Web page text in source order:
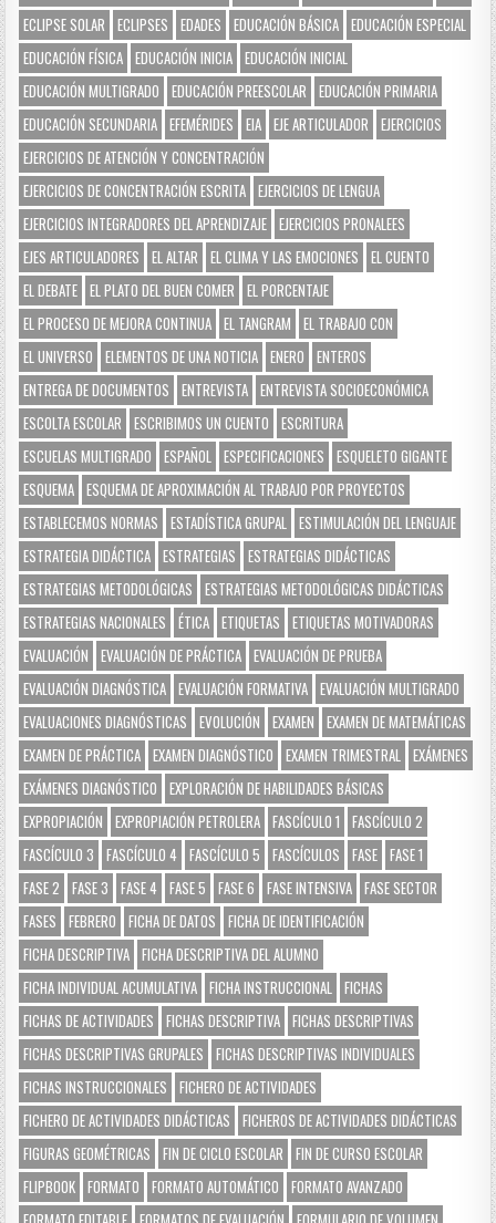
ECLIPSE SOLAR
ECLIPSES EDADES EDUCACIÓN BÁSICA EDUCACIÓN ESPECIAL
EDUCACIÓN FÍSICA EDUCACIÓN INICIA EDUCACIÓN INICIAL
EDUCACIÓN MULTIGRADO
EDUCACIÓN PREESCOLAR
EDUCACIÓN PRIMARIA
EDUCACIÓN SECUNDARIA EFEMÉRIDES EIA EJE ARTICULADOR
EJERCICIOS
EJERCICIOS DE ATENCIÓN Y CONCENTRACIÓN
EJERCICIOS DE CONCENTRACIÓN ESCRITA EJERCICIOS DE LENGUA
EJERCICIOS INTEGRADORES DEL APRENDIZAJE EJERCICIOS PRONALEES
EJES ARTICULADORES
EL ALTAR EL CLIMA Y LAS EMOCIONES
EL CUENTO
EL DEBATE EL PLATO DEL BUEN COMER
EL PORCENTAJE
EL PROCESO DE MEJORA CONTINUA EL TANGRAM
EL TRABAJO CON
EL UNIVERSO
ELEMENTOS DE UNA NOTICIA ENERO
ENTEROS
ENTREGA DE DOCUMENTOS
ENTREVISTA ENTREVISTA SOCIOECONÓMICA
ESCOLTA ESCOLAR
ESCRIBIMOS UN CUENTO
ESCRITURA
ESCUELAS MULTIGRADO
ESPAÑOL ESPECIFICACIONES
ESQUELETO GIGANTE
ESQUEMA ESQUEMA DE APROXIMACIÓN AL TRABAJO POR PROYECTOS
ESTABLECEMOS NORMAS
ESTADÍSTICA GRUPAL ESTIMULACIÓN DEL LENGUAJE
ESTRATEGIA DIDÁCTICA ESTRATEGIAS
ESTRATEGIAS DIDÁCTICAS
ESTRATEGIAS METODOLÓGICAS
ESTRATEGIAS METODOLÓGICAS DIDÁCTICAS
ESTRATEGIAS NACIONALES
ÉTICA ETIQUETAS
ETIQUETAS MOTIVADORAS
EVALUACIÓN
EVALUACIÓN DE PRÁCTICA EVALUACIÓN DE PRUEBA
EVALUACIÓN DIAGNÓSTICA EVALUACIÓN FORMATIVA EVALUACIÓN MULTIGRADO
EVALUACIONES DIAGNÓSTICAS
EVOLUCIÓN EXAMEN
EXAMEN DE MATEMÁTICAS
EXAMEN DE PRÁCTICA EXAMEN DIAGNÓSTICO EXAMEN TRIMESTRAL EXÁMENES
EXÁMENES DIAGNÓSTICO
EXPLORACIÓN DE HABILIDADES BÁSICAS
EXPROPIACIÓN
EXPROPIACIÓN PETROLERA FASCÍCULO 1
FASCÍCULO 2
FASCÍCULO 3
FASCÍCULO 4 FASCÍCULO 5 FASCÍCULOS FASE FASE 1
FASE 2
FASE 3 FASE 4 FASE 5 FASE 6 FASE INTENSIVA FASE SECTOR
FASES
FEBRERO FICHA DE DATOS
FICHA DE IDENTIFICACIÓN
FICHA DESCRIPTIVA FICHA DESCRIPTIVA DEL ALUMNO
FICHA INDIVIDUAL ACUMULATIVA FICHA INSTRUCCIONAL FICHAS
FICHAS DE ACTIVIDADES
FICHAS DESCRIPTIVA FICHAS DESCRIPTIVAS
FICHAS DESCRIPTIVAS GRUPALES
FICHAS DESCRIPTIVAS INDIVIDUALES
FICHAS INSTRUCCIONALES
FICHERO DE ACTIVIDADES
FICHERO DE ACTIVIDADES DIDÁCTICAS
FICHEROS DE ACTIVIDADES DIDÁCTICAS
FIGURAS GEOMÉTRICAS
FIN DE CICLO ESCOLAR
FIN DE CURSO ESCOLAR
FLIPBOOK FORMATO FORMATO AUTOMÁTICO
FORMATO AVANZADO